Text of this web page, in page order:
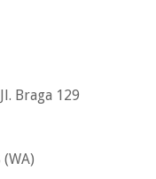
Braga 129